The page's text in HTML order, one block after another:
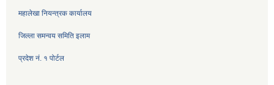
महालेखा नियन्त्रक कार्यालय
जिल्ला समन्वय समिति इलाम
प्रदेश नं. १ पोर्टल